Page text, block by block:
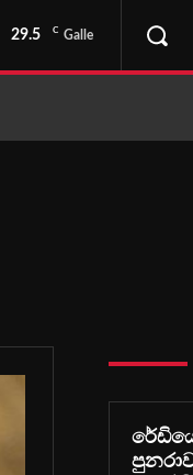
29.5 C Galle